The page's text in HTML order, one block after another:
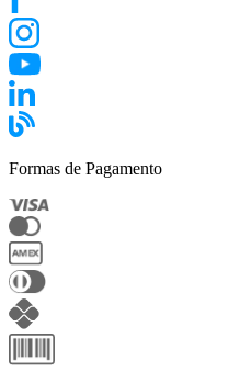
Formas de Pagamento